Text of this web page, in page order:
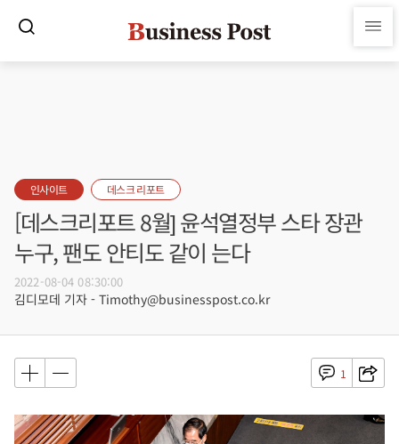
인사이트 데스크 리포트
[데스크리포트 8월] 윤석열정부 스타 장관
누구, 팬도 안티도 같이 는다
2022-08-04 08:30:00
김디모데 기자 - Timothy@businesspost.co.kr
1